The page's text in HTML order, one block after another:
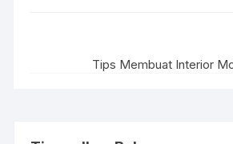
Tips Membuat Interior